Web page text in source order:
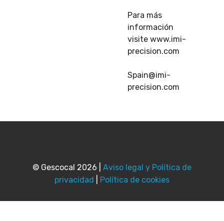
Para más
información
visite www.imi-
precision.com
Spain@imi-
precision.com
© Gescocal 2026 | Aviso legal y Política de
privacidad
Política de cookies